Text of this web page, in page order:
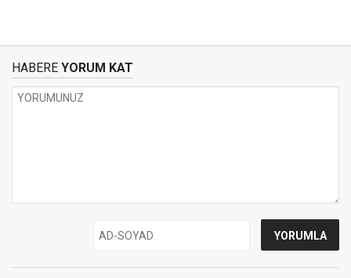
HABERE YORUM KAT